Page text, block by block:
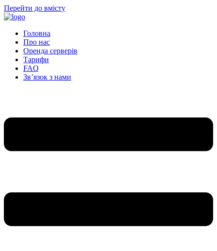
Перейти до вмісту
Головна
Про нас
Оренда серверів
Тарифи
FAQ
Зв’язок з нами